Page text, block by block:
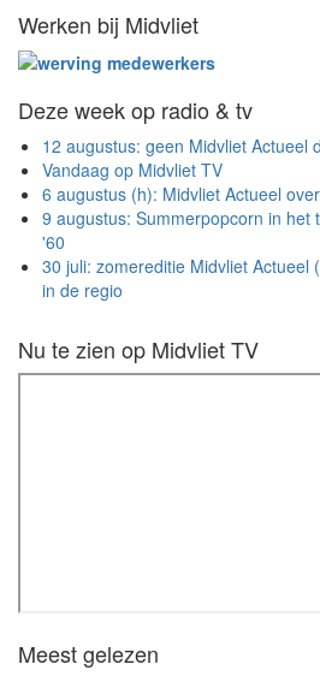
Werken bij Midvliet
Deze week op radio & tv
12 augustus: geen Midvliet Actueel
Vandaag op Midvliet TV
6 augustus (h): Midvliet Actueel
9 augustus: Summerpopcorn in het
'60
30 juli: zomereditie Midvliet Actueel
in de regio
Nu te zien op Midvliet TV
Meest gelezen